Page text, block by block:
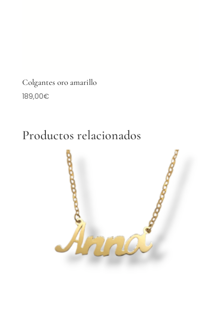
Colgantes oro amarillo
189,00€
Productos relacionados